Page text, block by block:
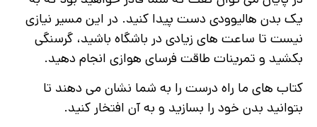
یک بدن هالیوودی دست پیدا کنید. در این مسیر نیازی
نیست تا ساعت های زیادی در باشگاه باشید، گرسنگی
بکشید و تمرینات طاقت فرسای هوازی انجام دهید.
کتاب های ما راه درست را به شما نشان می دهند تا
بتوانید بدن خود را بسازید و به آن افتخار کنید.